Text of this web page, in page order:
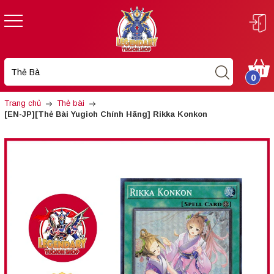
0
Trang chủ
Thẻ bài
[EN-JP][Thẻ Bài Yugioh Chính Hãng] Rikka Konkon